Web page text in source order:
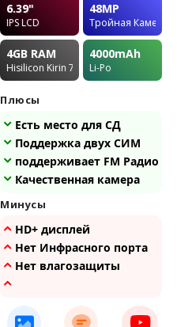
6.39"
IPS LCD
48MP
Тройная Камера
4GB RAM
Hisilicon Kirin 710F
4000mAh
Li-Po
Плюсы
Есть место для СД
Поддержка двух СИМ
поддерживает FM Радио
Качественная камера
Минусы
HD+ дисплей
Нет Инфрасного порта
Нет влагозащиты